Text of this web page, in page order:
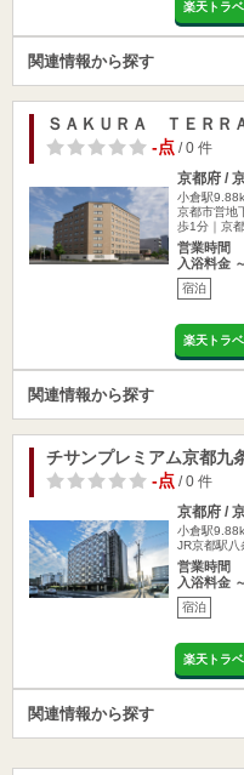
楽天トラ
関連情報から探す
ＳＡＫＵＲＡ ＴＥＲＲ
-点/ 0 件
京都府 /
小倉駅
京都市営地
歩1分｜京
営業時間
入浴料金 ～
宿泊
楽天トラ
関連情報から探す
チサンプレミアム京都九
-点/ 0 件
京都府 /
小倉駅
JR京都駅
営業時間
入浴料金 ～
宿泊
楽天トラ
関連情報から探す